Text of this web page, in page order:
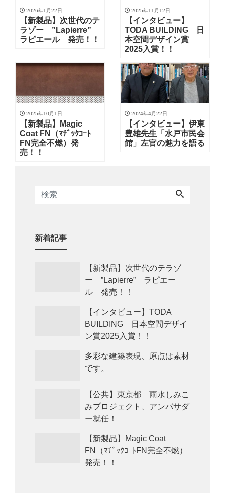
2026年1月22日
【新製品】次世代のテ
ラゾー ”Lapierre”
ラピエール 発売！！
2025年11月12日
【インタビュー】
TODA BUILDING 日
本空間デザイン賞
2025入賞！！
2025年10月1日
【新製品】Magic
Coat FN（ﾏﾁﾞｯｸｺｰﾄ
FN完全不燃）発
売！！
2024年4月22日
【インタビュー】伊東
豊雄先生「水戸市民会
館」左官の魅力を語る
新着記事
【新製品】次世代のテラゾ
ー ”Lapierre” ラピエー
ル 発売！！
【インタビュー】TODA
BUILDING 日本空間デザイ
ン賞2025入賞！！
多彩な建築表現、原点は素材
です。
【公共】東京都 雨水しみこ
みプロジェクト、アンバサダ
ー就任！
【新製品】Magic Coat
FN（ﾏﾁﾞｯｸｺｰﾄFN完全不燃）
発売！！